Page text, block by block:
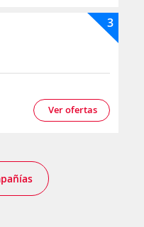
3
Ver ofertas